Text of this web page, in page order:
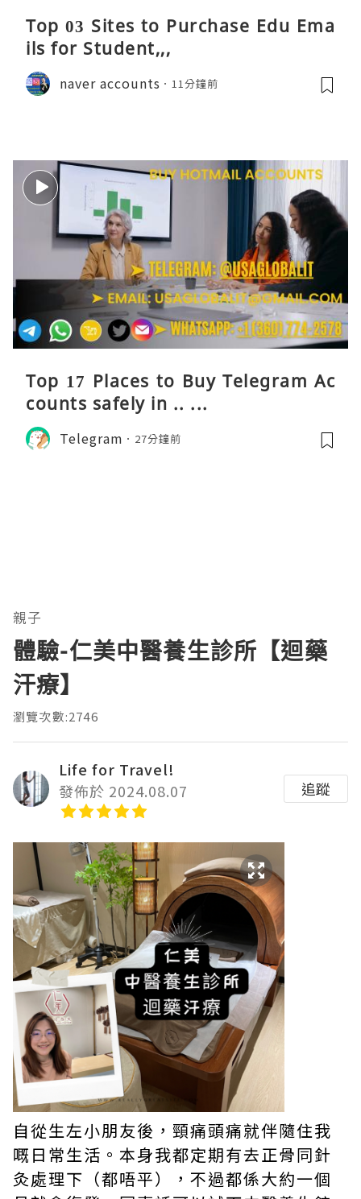
Top 03 Sites to Purchase Edu Ema
ils for Student,,,
naver accounts 11分鐘前
Top 17 Places to Buy Telegram Ac
counts safely in .. ...
Telegram 27分鐘前
親子
體驗-仁美中醫養生診所【迴藥
汗療】
瀏覽次數:2746
Life for Travel!
發佈於 2024.08.07
追蹤
自從生左小朋友後，頸痛頭痛就伴隨住我
嘅日常生活。本身我都定期有去正骨同針
灸處理下（都唔平），不過都係大約一個